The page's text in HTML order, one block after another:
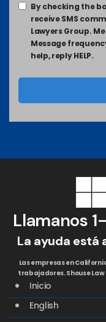
By checking the
receive SMS
Lawyers Group.
Message
help, reply HELP.
Llamanos
La ayuda está
Las empresas en
trabajadores. Shouse
Inicio
English